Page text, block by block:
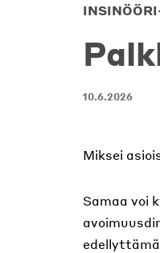
10.6.2026
Miksei
Samaa voi